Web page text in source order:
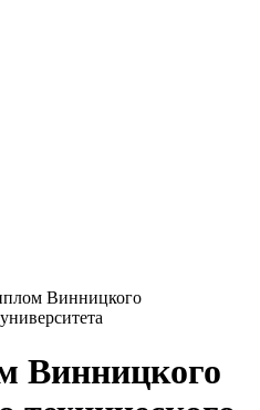
Винницкого
Винницкого